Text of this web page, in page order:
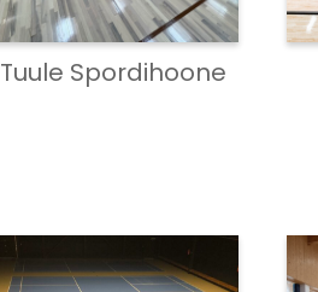
Tuule Spordihoone